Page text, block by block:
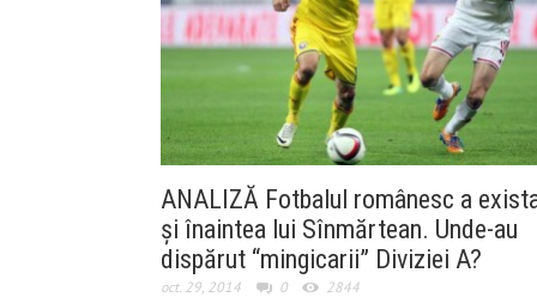
ANALIZĂ Fotbalul românesc a
și înaintea lui Sînmărtean. Unde-au
dispărut “mingicarii” Diviziei A?
oct. 29, 2014 0 2844